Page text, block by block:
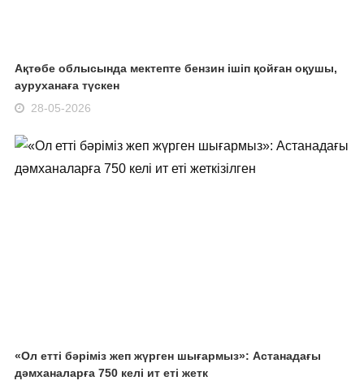
Ақтөбе облысында мектепте бензин ішіп қойған оқушы,
ауруханаға түскен
28-05-2026
«Ол етті бәріміз жеп жүрген шығармыз»: Астанадағы
дәмханаларға 750 келі ит еті жетк